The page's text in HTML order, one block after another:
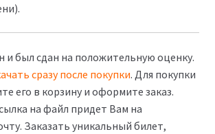
и был сдан на положительную оценку.
сразу после покупки. Для покупки
его в корзину и оформите заказ.
на файл придет Вам на
Заказать уникальный билет,